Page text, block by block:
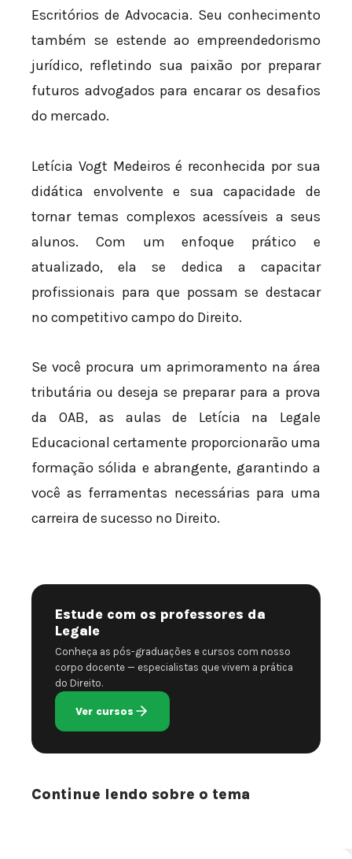
Escritórios de Advocacia. Seu conhecimento
também se estende ao empreendedorismo
jurídico, refletindo sua paixão por preparar
futuros advogados para encarar os desafios
do mercado.
Letícia Vogt Medeiros é reconhecida por sua
didática envolvente e sua capacidade de
tornar temas complexos acessíveis a seus
alunos. Com um enfoque prático e
atualizado, ela se dedica a capacitar
profissionais para que possam se destacar
no competitivo campo do Direito.
Se você procura um aprimoramento na área
tributária ou deseja se preparar para a prova
da OAB, as aulas de Letícia na Legale
Educacional certamente proporcionarão uma
formação sólida e abrangente, garantindo a
você as ferramentas necessárias para uma
carreira de sucesso no Direito.
Estude com os professores da
Legale
Conheça as pós-graduações e cursos com nosso
corpo docente — especialistas que vivem a prática
do Direito.
Ver cursos
Continue lendo sobre o tema